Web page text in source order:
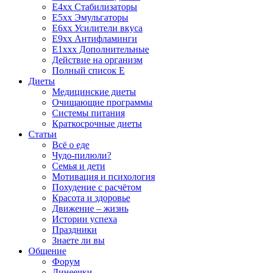
E4xx Стабилизаторы
E5xx Эмульгаторы
E6xx Усилители вкуса
E9xx Антифламинги
E1xxx Дополнительные
Действие на организм
Полный список E
Диеты
Медицинские диеты
Очищающие программы
Системы питания
Краткосрочные диеты
Статьи
Всё о еде
Чудо-пилюли?
Семья и дети
Мотивация и психология
Похудение с расчётом
Красота и здоровье
Движение – жизнь
Истории успеха
Праздники
Знаете ли вы
Общение
Форум